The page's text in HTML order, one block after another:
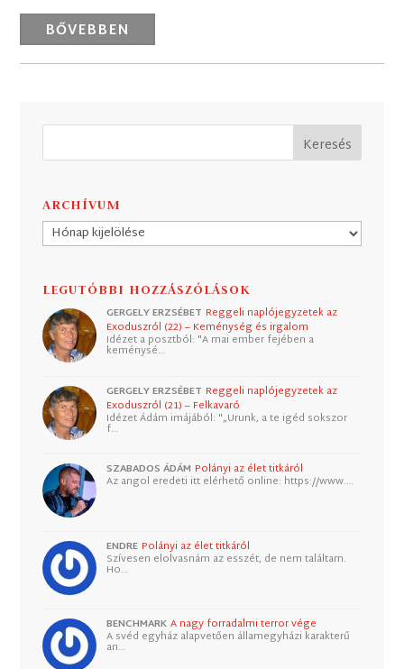
BŐVEBBEN
ARCHÍVUM
Archívum
LEGUTÓBBI HOZZÁSZÓLÁSOK
GERGELY ERZSÉBET Reggeli naplójegyzetek az
Exoduszról (22) – Keménység és irgalom
Idézet a posztból: "A mai ember fejében a
keménysé…
GERGELY ERZSÉBET Reggeli naplójegyzetek az
Exoduszról (21) – Felkavaró
Idézet Ádám imájából: "„Urunk, a te igéd sokszor
f…
SZABADOS ÁDÁM Polányi az élet titkáról
Az angol eredeti itt elérhető online: https://www.…
ENDRE Polányi az élet titkáról
Szívesen elolvasnám az esszét, de nem találtam.
Ho…
BENCHMARK A nagy forradalmi terror vége
A svéd egyház alapvetően államegyházi karakterű
an…